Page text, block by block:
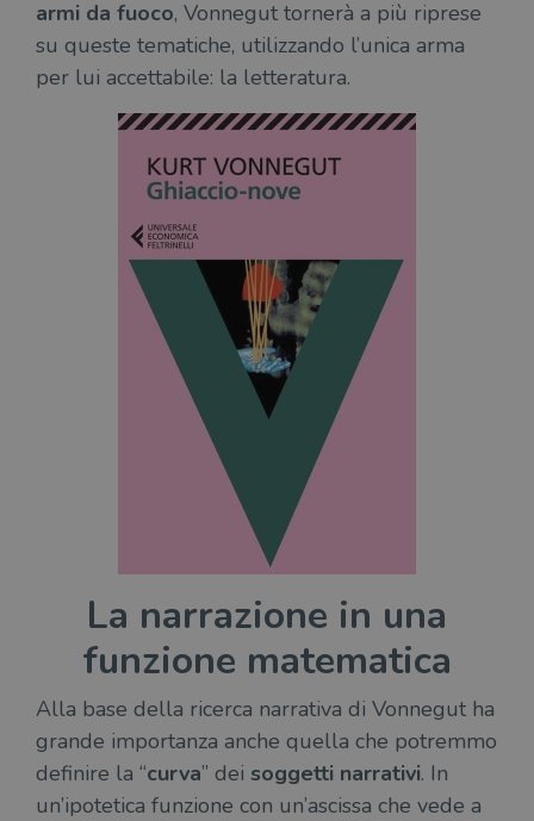
armi da fuoco, Vonnegut tornerà a più riprese
su queste tematiche, utilizzando l’unica arma
per lui accettabile: la letteratura.
La narrazione in una
funzione matematica
Alla base della ricerca narrativa di Vonnegut ha
grande importanza anche quella che potremmo
definire la “curva” dei soggetti narrativi. In
un’ipotetica funzione con un’ascissa che vede a